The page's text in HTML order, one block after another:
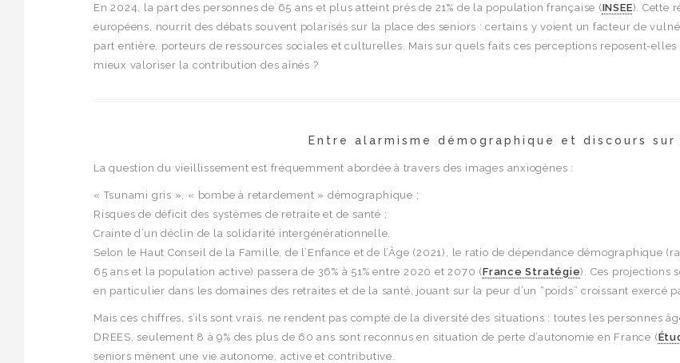
En 2024, la part des personnes de 65 ans et plus atteint près de 21% de la population française (INSEE). Cette
européens, nourrit des débats souvent polarisés sur la place des seniors : certains y voient un facteur de
part entière, porteurs de ressources sociales et culturelles. Mais sur quels faits ces perceptions reposent-
mieux valoriser la contribution des aînés ?
Entre alarmisme démographique et discours sur
La question du vieillissement est fréquemment abordée à travers des images anxiogènes :
« Tsunami gris », « bombe à retardement » démographique ;
Risques de déficit des systèmes de retraite et de santé ;
Crainte d’un déclin de la solidarité intergénérationnelle.
Selon le Haut Conseil de la Famille, de l’Enfance et de l’Âge (2021), le ratio de dépendance démographique
65 ans et la population active) passera de 36% à 51% entre 2020 et 2070 (France Stratégie). Ces projections
en particulier dans les domaines des retraites et de la santé, jouant sur la peur d’un “poids” croissant exercé
Mais ces chiffres, s’ils sont vrais, ne rendent pas compte de la diversité des situations : toutes les personnes
DREES, seulement 8 à 9% des plus de 60 ans sont reconnus en situation de perte d’autonomie en France (
seniors mènent une vie autonome, active et contributive.